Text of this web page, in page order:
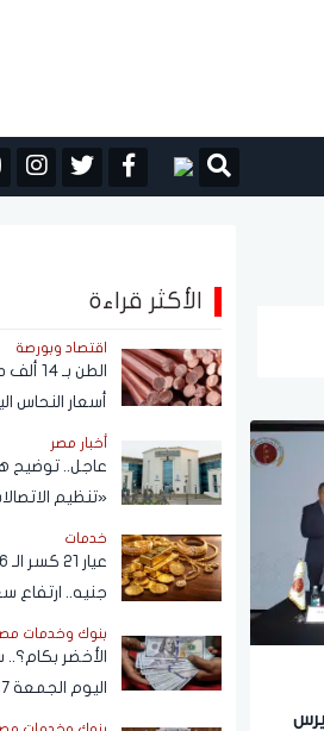
الأكثر قراءة
اقتصاد وبورصة
الطن بـ
أسعار النحاس
7 أغسطس 2026
أخبار مصر
عاجل.. توضيح
«تنظيم
خطوط
دون علم
خدمات
جنيه.. ارتفاع
2026
بنوك وخدمات
الأخضر بكام؟..
2026 في البنوك